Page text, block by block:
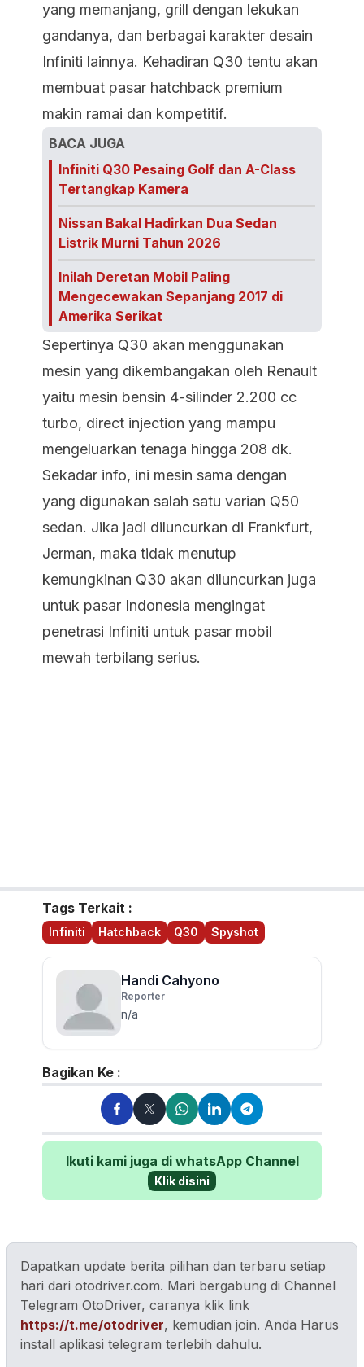
yang memanjang, grill dengan lekukan
gandanya, dan berbagai karakter desain
Infiniti lainnya. Kehadiran Q30 tentu akan
membuat pasar hatchback premium
makin ramai dan kompetitif.
BACA JUGA
Infiniti Q30 Pesaing Golf dan A-Class
Tertangkap Kamera
Nissan Bakal Hadirkan Dua Sedan
Listrik Murni Tahun 2026
Inilah Deretan Mobil Paling
Mengecewakan Sepanjang 2017 di
Amerika Serikat
Sepertinya Q30 akan menggunakan
mesin yang dikembangakan oleh Renault
yaitu mesin bensin 4-silinder 2.200 cc
turbo, direct injection yang mampu
mengeluarkan tenaga hingga 208 dk.
Sekadar info, ini mesin sama dengan
yang digunakan salah satu varian Q50
sedan. Jika jadi diluncurkan di Frankfurt,
Jerman, maka tidak menutup
kemungkinan Q30 akan diluncurkan juga
untuk pasar Indonesia mengingat
penetrasi Infiniti untuk pasar mobil
mewah terbilang serius.
Tags Terkait :
Infiniti Hatchback Q30 Spyshot
Handi Cahyono
Reporter
n/a
Bagikan Ke :
Ikuti kami juga di whatsApp Channel
Klik disini
Dapatkan update berita pilihan dan terbaru setiap
hari dari otodriver.com. Mari bergabung di Channel
Telegram OtoDriver, caranya klik link
https://t.me/otodriver, kemudian join. Anda Harus
install aplikasi telegram terlebih dahulu.